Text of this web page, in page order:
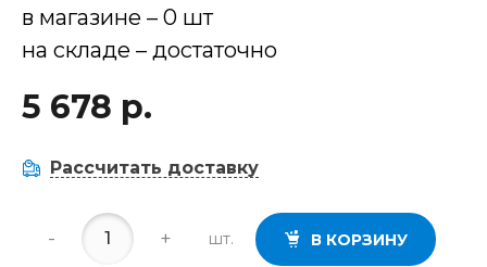
в магазине – 0 шт
на складе – достаточно
5 678 р.
Рассчитать доставку
- + шт. В КОРЗИНУ